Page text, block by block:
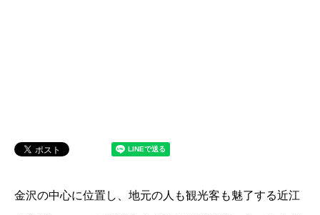
金沢の中心に位置し、地元の人も観光客も魅了する近江